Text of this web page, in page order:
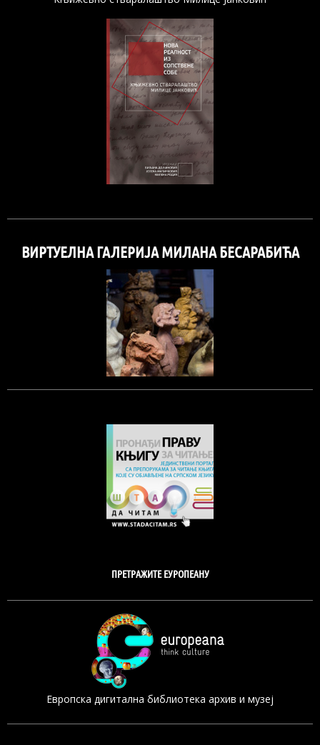
ВИРТУЕЛНА ГАЛЕРИЈА МИЛАНА БЕСАРАБИЋА
ПРЕТРАЖИТЕ ЕУРОПЕАНУ
Европска дигитална библиотека архив и музеј